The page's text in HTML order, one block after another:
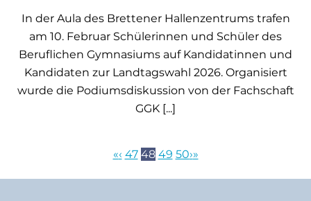
In der Aula des Brettener Hallenzentrums trafen
am 10. Februar Schülerinnen und Schüler des
Beruflichen Gymnasiums auf Kandidatinnen und
Kandidaten zur Landtagswahl 2026. Organisiert
wurde die Podiumsdiskussion von der Fachschaft
GGK [...]
«‹ 47 48 49 50›»